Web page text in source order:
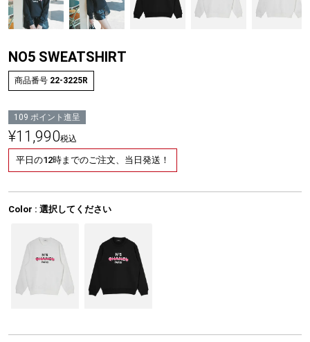
NO5 SWEATSHIRT
商品番号 22-3225R
109 ポイント進呈
¥11,990税込
平日の12時までのご注文、当日発送！
Color 選択してください